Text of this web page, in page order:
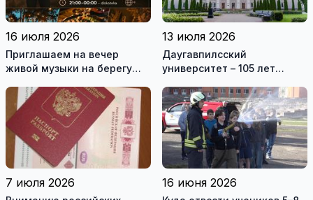
16 июля 2026
Приглашаем на вечер
живой музыки на берегу
13 июля 2026
Даугавпилсский
университет – 105 лет
возможности для
студентов
7 июля 2026 16 июня 2026